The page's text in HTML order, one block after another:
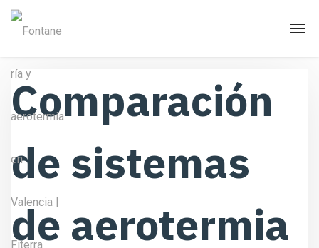
Comparación
de sistemas
de aerotermia